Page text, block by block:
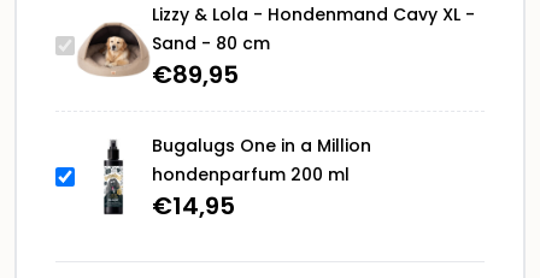
Lizzy & Lola - Hondenmand Cavy XL -
Sand - 80 cm
€89,95
Bugalugs One in a Million
hondenparfum 200 ml
€14,95